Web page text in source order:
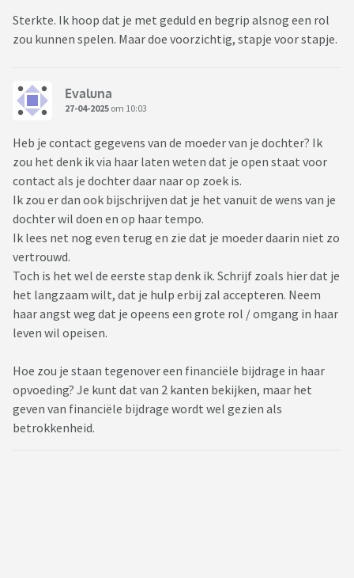
Sterkte. Ik hoop dat je met geduld en begrip alsnog een rol
zou kunnen spelen. Maar doe voorzichtig, stapje voor stapje.
Evaluna
27-04-2025 om 10:03
Heb je contact gegevens van de moeder van je dochter? Ik
zou het denk ik via haar laten weten dat je open staat voor
contact als je dochter daar naar op zoek is.
Ik zou er dan ook bijschrijven dat je het vanuit de wens van je
dochter wil doen en op haar tempo.
Ik lees net nog even terug en zie dat je moeder daarin niet zo
vertrouwd.
Toch is het wel de eerste stap denk ik. Schrijf zoals hier dat je
het langzaam wilt, dat je hulp erbij zal accepteren. Neem
haar angst weg dat je opeens een grote rol / omgang in haar
leven wil opeisen.
Hoe zou je staan tegenover een financiële bijdrage in haar
opvoeding? Je kunt dat van 2 kanten bekijken, maar het
geven van financiële bijdrage wordt wel gezien als
betrokkenheid.